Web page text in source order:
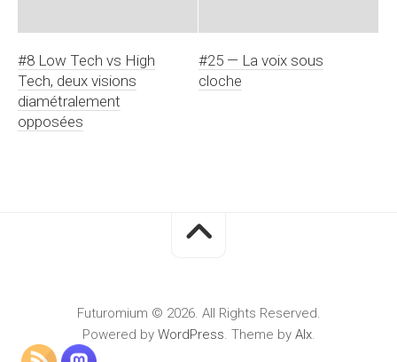
#8 Low Tech vs High
Tech, deux visions
diamétralement
opposées
#25 — La voix sous
cloche
Futuromium © 2026. All Rights Reserved.
Powered by WordPress. Theme by Alx.